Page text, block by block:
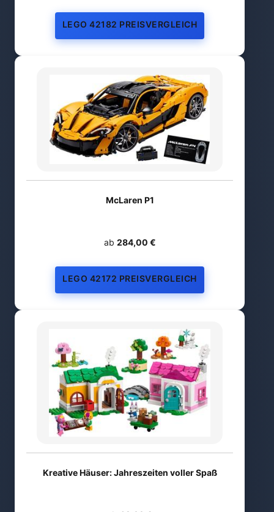
LEGO 42182 PREISVERGLEICH
McLaren P1
ab 284,00 €
LEGO 42172 PREISVERGLEICH
Kreative Häuser: Jahreszeiten voller Spaß